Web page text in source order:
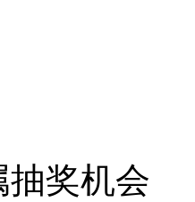
奖机会